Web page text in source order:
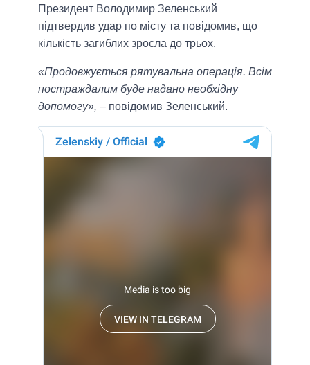
Президент Володимир Зеленський
підтвердив удар по місту та повідомив, що
кількість загиблих зросла до трьох.
«Продовжується рятувальна операція. Всім
постраждалим буде надано необхідну
допомогу», – повідомив Зеленський.